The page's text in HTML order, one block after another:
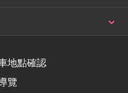
地點確認
覽